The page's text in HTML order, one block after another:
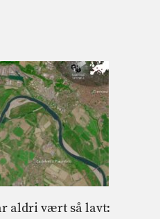
aldri vært så lavt: